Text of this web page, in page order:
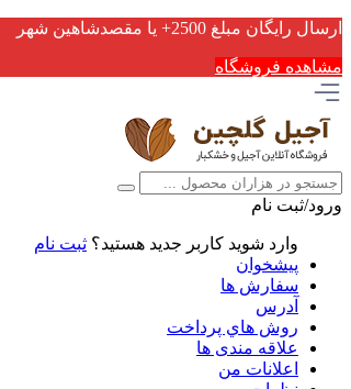
ارسال رایگان مبلغ 2500+ یا مقصدشاهین شهر
مشاهده فروشگاه
ورود/ثبت نام
وارد شوید کاربر جدید هستید؟ ثبت نام
پیشخوان
سفارش ها
آدرس
روش هاي پرداخت
علاقه مندی ها
اعلانات من